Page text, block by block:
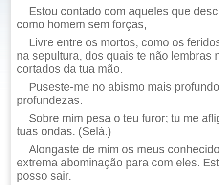
Estou contado com aqueles que
como homem sem forças,
Livre entre os mortos, como os
na sepultura, dos quais te não lembras
cortados da tua mão.
Puseste-me no abismo mais
profundezas.
Sobre mim pesa o teu furor; tu me
tuas ondas. (Selá.)
Alongaste de mim os meus
extrema abominação para com eles.
posso sair.